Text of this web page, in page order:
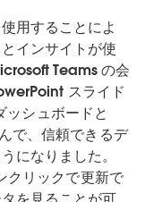
用することによ
インサイトが使
Teams の会
スライド
シュボードと
で、信頼できるデ
になりました。
クリックで更新で